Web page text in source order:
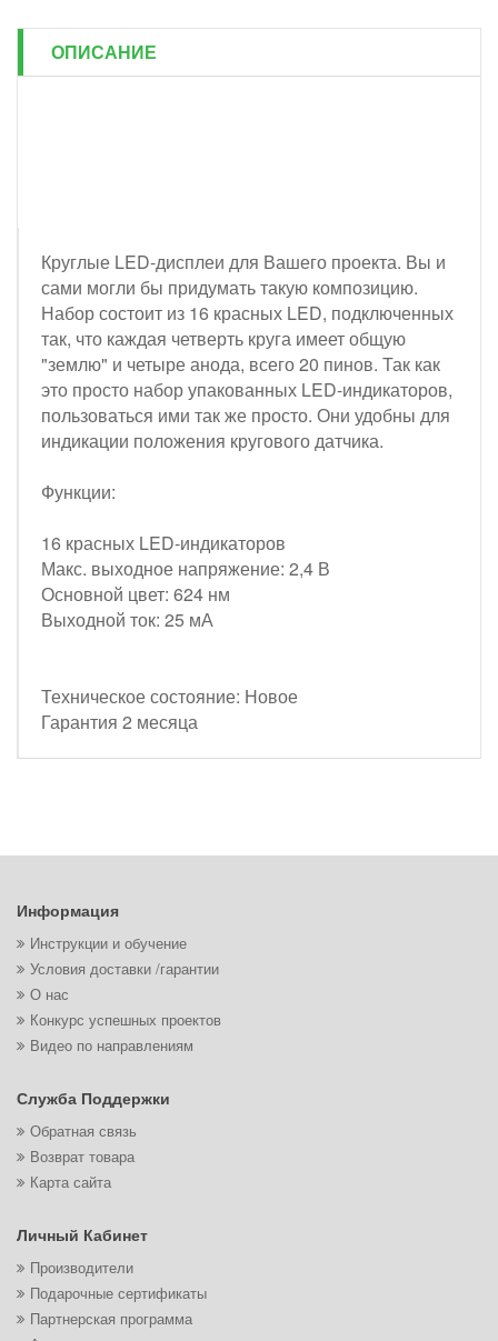
ОПИСАНИЕ
Круглые LED-дисплеи для Вашего проекта. Вы и
сами могли бы придумать такую композицию.
Набор состоит из 16 красных LED, подключенных
так, что каждая четверть круга имеет общую
"землю" и четыре анода, всего 20 пинов. Так как
это просто набор упакованных LED-индикаторов,
пользоваться ими так же просто. Они удобны для
индикации положения кругового датчика.
Функции:
16 красных LED-индикаторов
Макс. выходное напряжение: 2,4 В
Основной цвет: 624 нм
Выходной ток: 25 мА
Техническое состояние: Новое
Гарантия 2 месяца
Информация
Инструкции и обучение
Условия доставки /гарантии
О нас
Конкурс успешных проектов
Видео по направлениям
Служба Поддержки
Обратная связь
Возврат товара
Карта сайта
Личный Кабинет
Производители
Подарочные сертификаты
Партнерская программа